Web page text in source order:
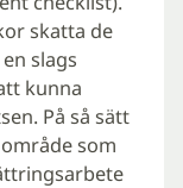
skatta de
slags
kunna
På så sätt
som